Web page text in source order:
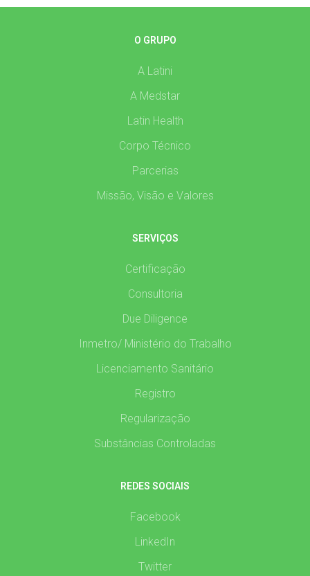
O GRUPO
A Latini
A Medstar
Latin Health
Corpo Técnico
Parcerias
Missão, Visão e Valores
SERVIÇOS
Certificação
Consultoria
Due Diligence
Inmetro/ Ministério do Trabalho
Licenciamento Sanitário
Registro
Regularização
Substâncias Controladas
REDES SOCIAIS
Facebook
LinkedIn
Twitter